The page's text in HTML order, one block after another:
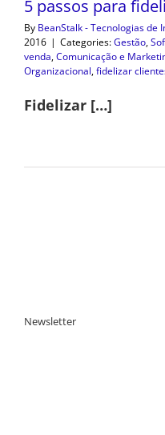
5 passos para
By BeanStalk - Tecnologias de
2016 | Categories:Gestão,
venda,Comunicação e
Organizacional,fidelizar
Fidelizar […]
Newsletter